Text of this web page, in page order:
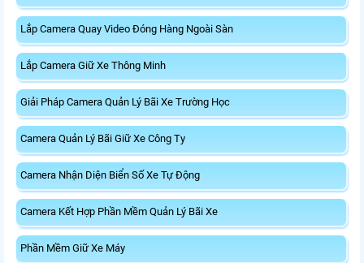
Lắp Camera Quay Video Đóng Hàng Ngoài Sàn
Lắp Camera Giữ Xe Thông Minh
Giải Pháp Camera Quản Lý Bãi Xe Trường Học
Camera Quản Lý Bãi Giữ Xe Công Ty
Camera Nhận Diện Biển Số Xe Tự Động
Camera Kết Hợp Phần Mềm Quản Lý Bãi Xe
Phần Mềm Giữ Xe Máy